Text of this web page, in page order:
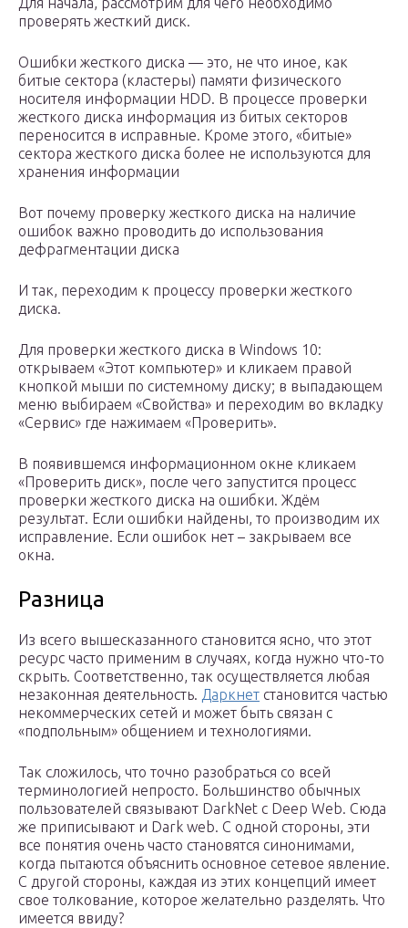
проверять жесткий диск.
Ошибки жесткого диска — это, не что иное, как
битые сектора (кластеры) памяти физического
носителя информации HDD. В процессе проверки
жесткого диска информация из битых секторов
переносится в исправные. Кроме этого, «битые»
сектора жесткого диска более не используются для
хранения информации
Вот почему проверку жесткого диска на наличие
ошибок важно проводить до использования
дефрагментации диска
И так, переходим к процессу проверки жесткого
диска.
Для проверки жесткого диска в Windows 10:
открываем «Этот компьютер» и кликаем правой
кнопкой мыши по системному диску; в выпадающем
меню выбираем «Свойства» и переходим во вкладку
«Сервис» где нажимаем «Проверить».
В появившемся информационном окне кликаем
«Проверить диск», после чего запустится процесс
проверки жесткого диска на ошибки. Ждём
результат. Если ошибки найдены, то производим их
исправление. Если ошибок нет – закрываем все
окна.
Разница
Из всего вышесказанного становится ясно, что этот
ресурс часто применим в случаях, когда нужно что-то
скрыть. Соответственно, так осуществляется любая
незаконная деятельность. Даркнет становится частью
некоммерческих сетей и может быть связан с
«подпольным» общением и технологиями.
Так сложилось, что точно разобраться со всей
терминологией непросто. Большинство обычных
пользователей связывают DarkNet с Deep Web. Сюда
же приписывают и Dark web. С одной стороны, эти
все понятия очень часто становятся синонимами,
когда пытаются объяснить основное сетевое явление.
С другой стороны, каждая из этих концепций имеет
свое толкование, которое желательно разделять. Что
имеется ввиду?